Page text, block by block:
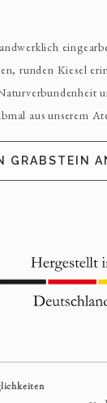
runden Kiesel
aus unserem
GRABSTEIN